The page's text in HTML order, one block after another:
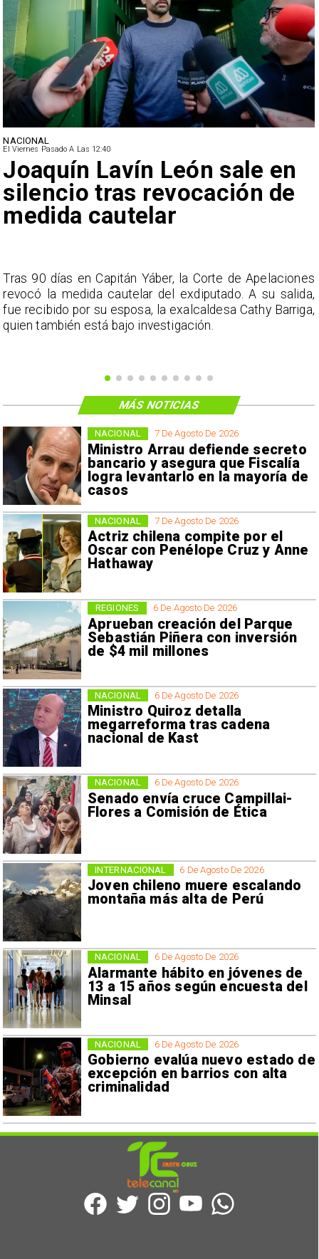
NACIONAL
El Viernes Pasado A Las 12:40
Joaquín Lavín León sale en
silencio tras revocación de
medida cautelar
Tras 90 días en Capitán Yáber, la Corte de Apelaciones
revocó la medida cautelar del exdiputado. A su salida,
fue recibido por su esposa, la exalcaldesa Cathy Barriga,
quien también está bajo investigación.
7 De Agosto De 2026
Ministro Arrau defiende secreto
bancario y asegura que Fiscalía
logra levantarlo en la mayoría de
casos
NACIONAL
7 De Agosto De 2026
Actriz chilena compite por el
Oscar con Penélope Cruz y Anne
Hathaway
NACIONAL
6 De Agosto De 2026
Aprueban creación del Parque
Sebastián Piñera con inversión
de $4 mil millones
REGIONES
6 De Agosto De 2026
Ministro Quiroz detalla
megarreforma tras cadena
nacional de Kast
NACIONAL
6 De Agosto De 2026
Senado envía cruce Campillai-
Flores a Comisión de Ética
NACIONAL
6 De Agosto De 2026
Joven chileno muere escalando
montaña más alta de Perú
INTERNACIONAL
6 De Agosto De 2026
Alarmante hábito en jóvenes de
13 a 15 años según encuesta del
Minsal
NACIONAL
6 De Agosto De 2026
Gobierno evalúa nuevo estado de
excepción en barrios con alta
criminalidad
NACIONAL
MÁS NOTICIAS